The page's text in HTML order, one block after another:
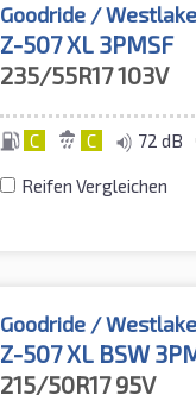
Goodride / Westlake
Z-507 XL 3PMSF
235/55R17103V
C C 72 dB
Reifen Vergleichen
Goodride / Westlake
Z-507 XL BSW
215/50R1795V